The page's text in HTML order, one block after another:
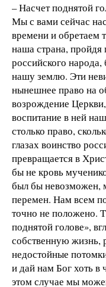
– Насчет поднятой
Мы с вами сейчас
времени и обретаем
наша страна, пройдя
российского
нашу землю. Эти
нынешнее право на
возрождение
воспитание в ней
столько право,
глазах воинство
превращается в
бы не кровь
был бы невозможен,
перемен. Нам всем
точно не положено.
поднятой голове»,
собственную жизнь,
недостойные
и дай нам Бог хоть в
этом случае мы